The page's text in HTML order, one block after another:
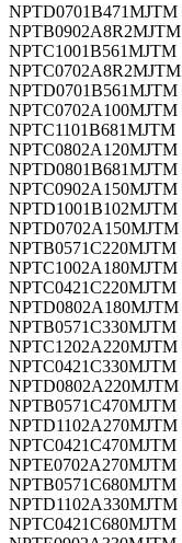
NPTD0701B471MJTM
NPTB0902A8R2MJTM
NPTC1001B561MJTM
NPTC0702A8R2MJTM
NPTD0701B561MJTM
NPTC0702A100MJTM
NPTC1101B681MJTM
NPTC0802A120MJTM
NPTD0801B681MJTM
NPTC0902A150MJTM
NPTD1001B102MJTM
NPTD0702A150MJTM
NPTB0571C220MJTM
NPTC1002A180MJTM
NPTC0421C220MJTM
NPTD0802A180MJTM
NPTB0571C330MJTM
NPTC1202A220MJTM
NPTC0421C330MJTM
NPTD0802A220MJTM
NPTB0571C470MJTM
NPTD1102A270MJTM
NPTC0421C470MJTM
NPTE0702A270MJTM
NPTB0571C680MJTM
NPTD1102A330MJTM
NPTC0421C680MJTM